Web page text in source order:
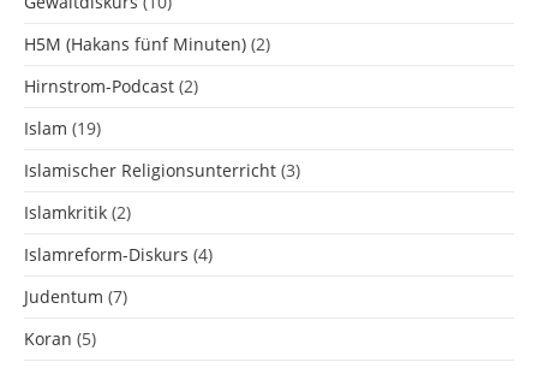
H5M (Hakans fünf Minuten) (2)
Hirnstrom-Podcast (2)
Islam (19)
Islamischer Religionsunterricht (3)
Islamkritik (2)
Islamreform-Diskurs (4)
Judentum (7)
Koran (5)